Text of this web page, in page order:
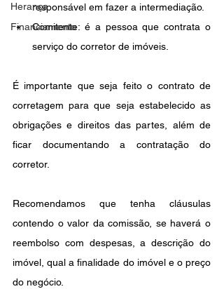
Herança
Financiamento
responsável em fazer a intermediação.
Comitente: é a pessoa que contrata o
serviço do corretor de imóveis.
É importante que seja feito o contrato de
corretagem para que seja estabelecido as
obrigações e direitos das partes, além de
ficar documentando a contratação do
corretor.
Recomendamos que tenha cláusulas
contendo o valor da comissão, se haverá o
reembolso com despesas, a descrição do
imóvel, qual a finalidade do imóvel e o preço
do negócio.